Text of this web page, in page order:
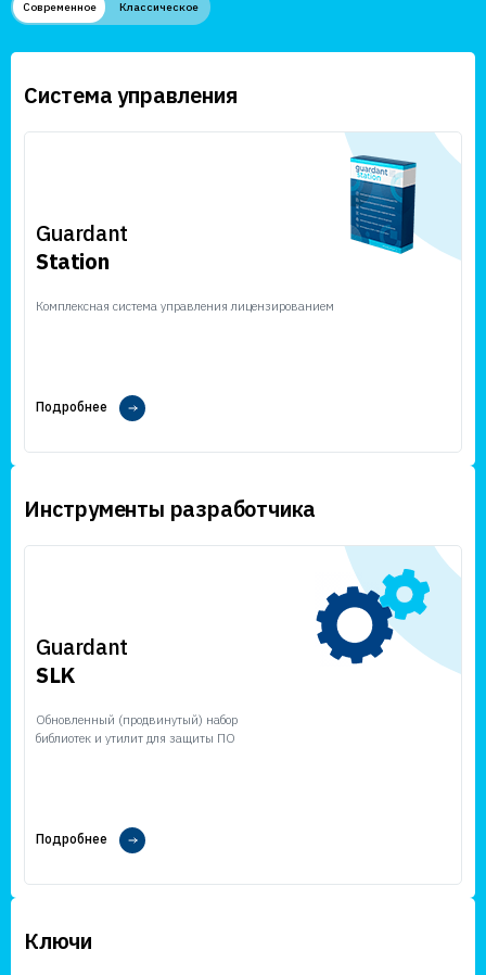
Современное Классическое
Система управления
Guardant
Station
Комплексная система управления лицензированием
Подробнее
Инструменты разработчика
Guardant
SLK
Обновленный (продвинутый) набор
библиотек и утилит для защиты ПО
Подробнее
Ключи